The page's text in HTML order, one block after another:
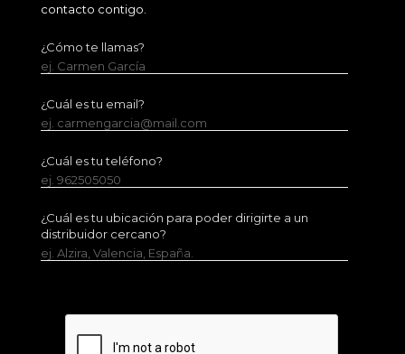
contacto contigo.
¿Cómo te llamas?
ej. Carmen García
¿Cuál es tu email?
ej. carmengarcia@mail.com
¿Cuál es tu teléfono?
ej. 962505050
¿Cuál es tu ubicación para poder dirigirte a un
distribuidor cercano?
ej. Alzira, Valencia, España.